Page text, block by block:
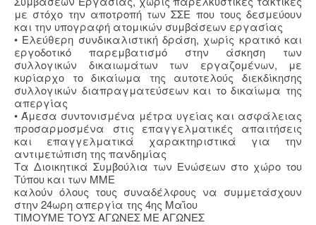
με στόχο την αποτροπή των ΣΣΕ που τους δεσμεύουν
και την υπογραφή ατομικών συμβάσεων εργασίας
• Ελεύθερη συνδικαλιστική δράση, χωρίς κρατικό και
εργοδοτικό παρεμβατισμό στην άσκηση των
συλλογικών δικαιωμάτων των εργαζομένων, με
κυρίαρχο το δικαίωμα της αυτοτελούς διεκδίκησης
συλλογικών διαπραγματεύσεων και το δικαίωμα της
απεργίας
• Άμεσα συντονισμένα μέτρα υγείας και ασφάλειας
προσαρμοσμένα στις επαγγελματικές απαιτήσεις
και επαγγελματικά χαρακτηριστικά για την
αντιμετώπιση της πανδημίας
Τα Διοικητικά Συμβούλια των Ενώσεων στο χώρο του
Τύπου και των ΜΜΕ
καλούν όλους τους συναδέλφους να συμμετάσχουν
στην 24ωρη απεργία της 4ης Μαΐου
ΤΙΜΟΥΜΕ ΤΟΥΣ ΑΓΩΝΕΣ ΜΕ ΑΓΩΝΕΣ